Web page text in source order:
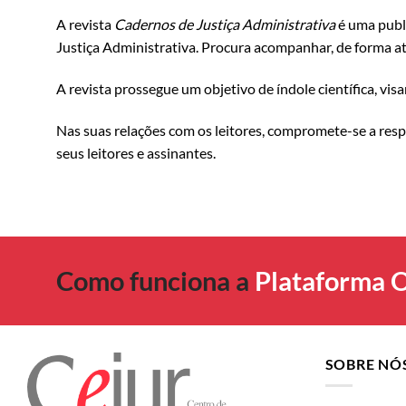
A revista Cadernos de Justiça Administrativaé uma
Justiça Administrativa. Procura acompanhar, de forma
A revista prossegue um objetivo de índole científica,
Nas suas relações com os leitores, compromete-se a
seus leitores e assinantes.
Como funciona a Plataforma
SOBRE